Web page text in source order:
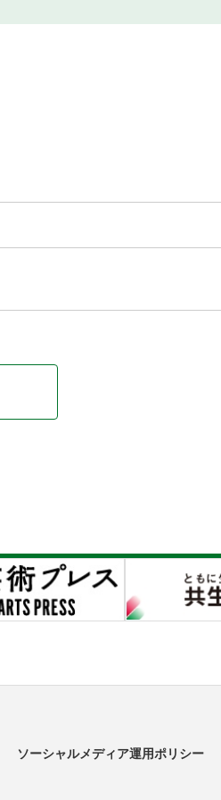
ソーシャルメディア運用ポリシー